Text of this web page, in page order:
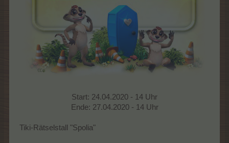
Start: 24.04.2020 - 14 Uhr
Ende: 27.04.2020 - 14 Uhr
Tiki-Rätselstall "Spolia"